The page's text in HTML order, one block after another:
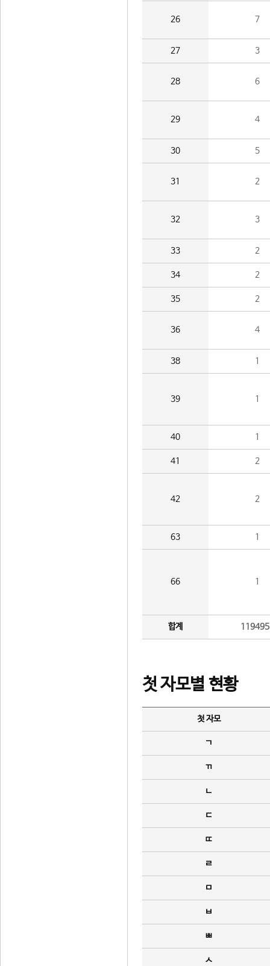
26 7
27 3
28 6
29 4
30 5
31 2
32 3
33 2
34 2
35 2
36 4
38 1
39 1
40 1
41 2
42 2
63 1
66 1
합계
첫 자모별 현황
첫 자모
ㄱ
ㄲ
ㄴ
ㄷ
ㄸ
ㄹ
ㅁ
ㅂ
ㅃ
ㅅ